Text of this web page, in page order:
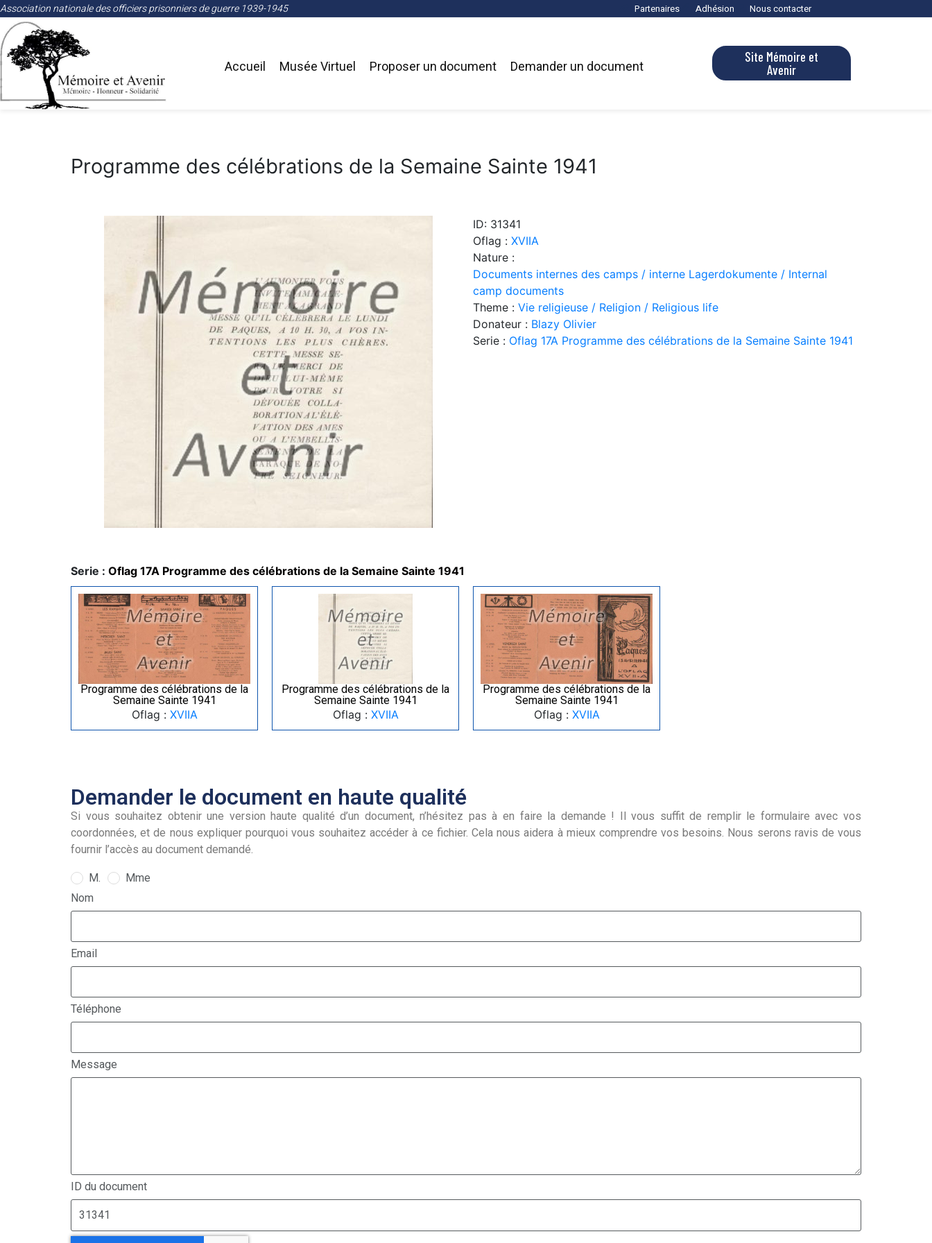
Association nationale des officiers prisonniers de guerre 1939-1945 Partenaires Adhésion Nous contacter
Accueil Musée Virtuel Proposer un document Demander un document
Site Mémoire et
Avenir
Programme des célébrations de la Semaine Sainte 1941
ID: 31341
Oflag : XVIIA
Nature :
Documents internes des camps / interne Lagerdokumente / Internal
camp documents
Theme : Vie religieuse / Religion / Religious life
Donateur : Blazy Olivier
Serie : Oflag 17A Programme des célébrations de la Semaine Sainte 1941
Serie : Oflag 17A Programme des célébrations de la Semaine Sainte 1941
Programme des célébrations de la
Semaine Sainte 1941
Oflag : XVIIA
Programme des célébrations de la
Semaine Sainte 1941
Oflag : XVIIA
Programme des célébrations de la
Semaine Sainte 1941
Oflag : XVIIA
Demander le document en haute qualité
Si vous souhaitez obtenir une version haute qualité d’un document, n’hésitez pas à en faire la demande ! Il vous suffit de remplir le formulaire avec vos
coordonnées, et de nous expliquer pourquoi vous souhaitez accéder à ce fichier. Cela nous aidera à mieux comprendre vos besoins. Nous serons ravis de vous
fournir l’accès au document demandé.
M.
Mme
Nom
Email
Téléphone
Message
ID du document